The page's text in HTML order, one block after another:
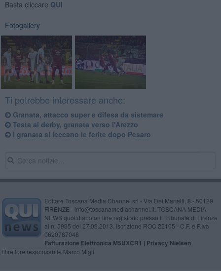
Basta cliccare QUI
Fotogallery
Ti potrebbe interessare anche:
Granata, attacco super e difesa da sistemare
Testa al derby, granata verso l'Arezzo
I granata si leccano le ferite dopo Pesaro
Editore Toscana Media Channel srl - Via Dei Martelli, 8 - 50129
FIRENZE - info@toscanamediachannel.it. TOSCANA MEDIA
NEWS quotidiano on line registrato presso il Tribunale di Firenze
al n. 5935 del 27.09.2013. Iscrizione ROC 22105 - C.F. e P.Iva
0620787048
Fatturazione Elettronica M5UXCR1 | Privacy Nielsen
Direttore responsabile Marco Migli